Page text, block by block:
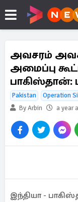
அவசரம்
அமைப்பு
பாகிஸ்தான்:
Pakistan
Operation
By Arbin
a year
இந்தியா -